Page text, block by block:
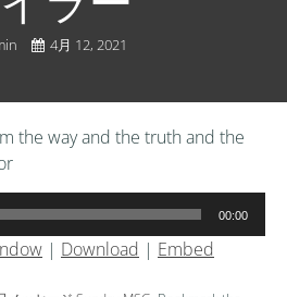
4月 12, 2021
the way and the truth and the
00:00
| Download | Embed